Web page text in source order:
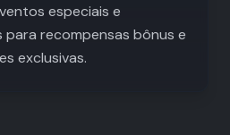
especiais e
recompensas bônus e
exclusivas.